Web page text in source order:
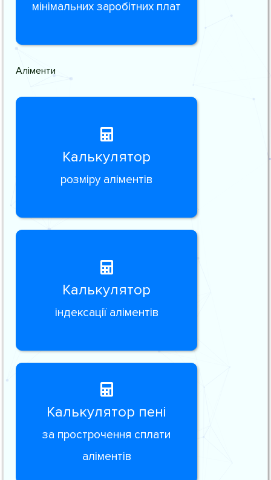
мінімальних заробітних плат
Аліменти
Калькулятор
розміру аліментів
Калькулятор
індексації аліментів
Калькулятор пені
за прострочення сплати
аліментів